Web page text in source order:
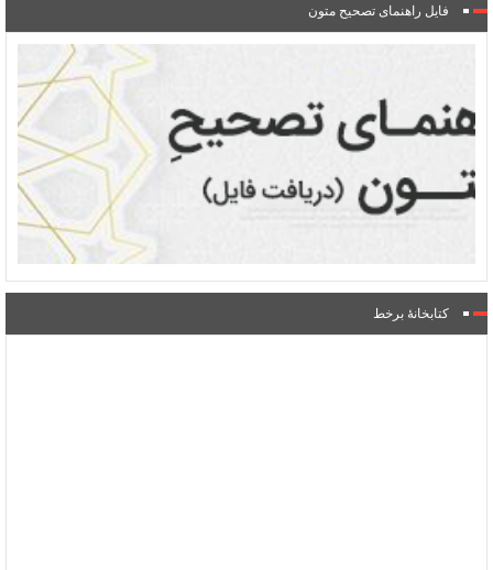
فایل راهنمای تصحیح متون
کتابخانۀ برخط